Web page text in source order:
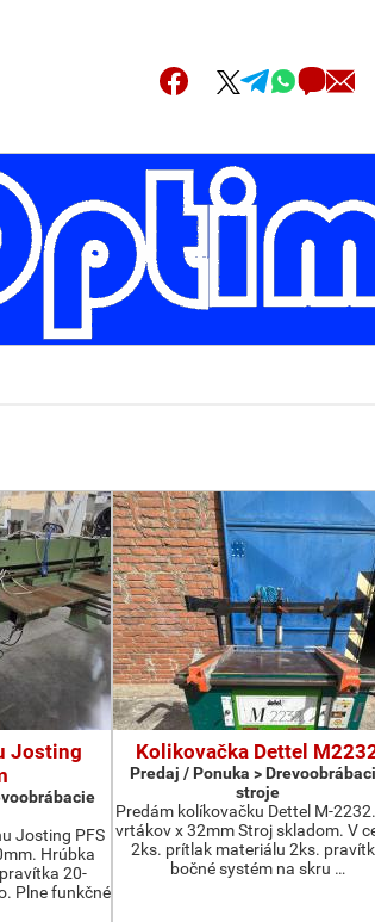
Josting
Josting PFS
Hrúbka
20-
Plne funkčné
Kolikovačka Dettel
Predaj / Ponuka >
stroje
Predám kolíkovačku Dettel M-
vrtákov x 32mm Stroj skladom. V
2ks. prítlak materiálu 2ks.
bočné systém na skru …